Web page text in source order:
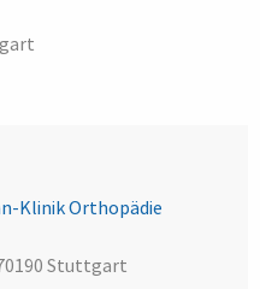
Klinik Orthopädie
Stuttgart